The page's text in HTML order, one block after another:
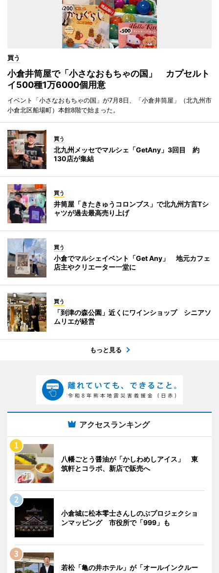
買う
小倉井筒屋で「小さなおもちゃの国」 カプセルト
イ500種1万6000個用意
イベント「小さなおもちゃの国」が7月8日、「小倉井筒屋」（北九州市
小倉北区船場町）本館8階で始まった。
買う
北九州メッセでマルシェ「GetAny」3回目 約
130店が集結
買う
井筒屋「きたきゅうコロンブス」で北九州方言Tシ
ャツが過去最高売り上げ
買う
小倉でマルシェイベント「Get Any」 地元カフェ
店主やクリエーター一堂に
買う
「到津の森公園」近くにワインショップ シニアソ
ムリエが経営
もっと見る
アクセスランキング
八幡ごとう醤油が「かしわめしアイス」 東
筑軒とコラボ、新店で販売へ
小倉城に松本零士さんしのぶプロジェクショ
ンマッピング 市役所で「999」も
若松「亀の井ホテル」が「オールインクルー